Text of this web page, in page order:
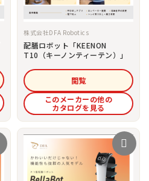
株式会社DFA Robotics
配膳ロボット「KEENON
T10（キーノンティーテン）」
閲覧
このメーカーの他の
カタログを見る